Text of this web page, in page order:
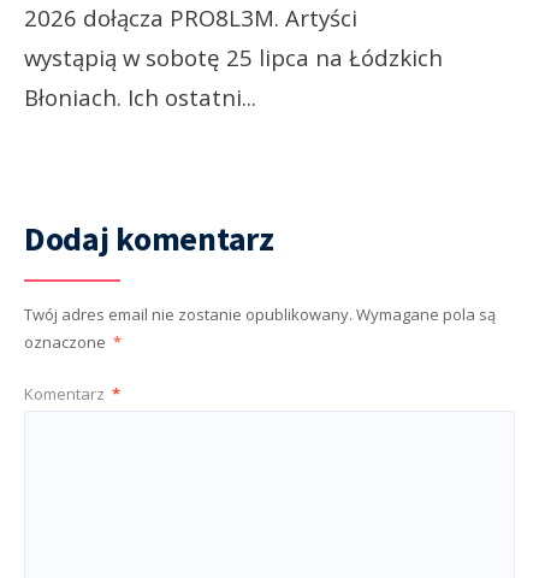
2026 dołącza PRO8L3M. Artyści
wystąpią w sobotę 25 lipca na Łódzkich
Błoniach. Ich ostatni...
Dodaj komentarz
Twój adres email nie zostanie opublikowany. Wymagane pola są
oznaczone *
Komentarz *